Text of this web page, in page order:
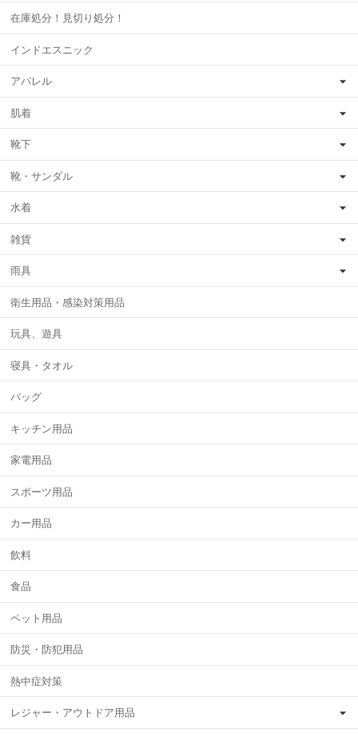
在庫処分！見切り処分！
インドエスニック
アパレル
肌着
靴下
靴・サンダル
水着
雑貨
雨具
衛生用品・感染対策用品
玩具、遊具
寝具・タオル
バッグ
キッチン用品
家電用品
スポーツ用品
カー用品
飲料
食品
ペット用品
防災・防犯用品
熱中症対策
レジャー・アウトドア用品